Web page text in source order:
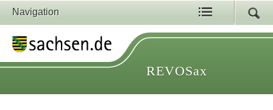
Navigation
REVOSax